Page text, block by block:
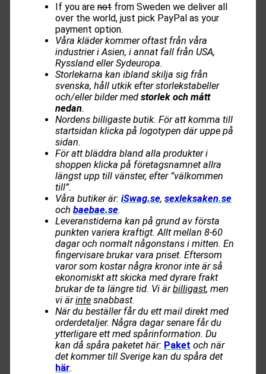
If you arenotfrom Sweden we deliver all
over the world, just pick PayPal as your
payment option.
Våra kläder kommer oftast från våra
industrier i Asien, i annat fall från USA,
Ryssland eller Sydeuropa.
Storlekarna kan ibland skilja sig från
svenska, håll utkik efter storlekstabeller
och/eller bilder medstorlek och mått
nedan.
Nordens billigaste butik. För att komma till
startsidan klicka på logotypen där uppe på
sidan.
För att bläddra bland alla produkter i
shoppen klicka på företagsnamnet allra
längst upp till vänster, efter ”välkommen
till”.
Våra butiker är:iSwag.se,sexleksaken.se
ochbaebae.se.
Leveranstiderna kan på grund av första
punkten variera kraftigt. Allt mellan 8-60
dagar och normalt någonstans i mitten. En
fingervisare brukar vara priset. Eftersom
varor som kostar några kronor inte är så
ekonomiskt att skicka med dyrare frakt
brukar de ta längre tid. Vi ärbilligast, men
vi ärinte snabbast.
När du beställer får du ett mail direkt med
orderdetaljer. Några dagar senare får du
ytterligare ett med spårinformation. Du
kan då spåra paketet här: Paket och när
det kommer till Sverige kan du spåra det
här.